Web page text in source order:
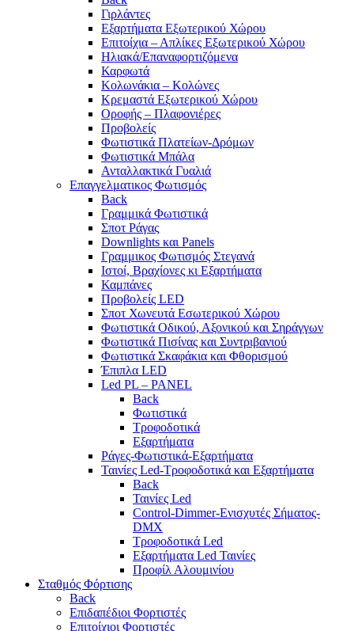
Γιρλάντες
Εξαρτήματα Εξωτερικού Χώρου
Επιτοίχια – Απλίκες Εξωτερικού Χώρου
Ηλιακά/Επαναφορτιζόμενα
Καρφωτά
Κολωνάκια – Κολώνες
Κρεμαστά Εξωτερικού Χώρου
Οροφής – Πλαφονιέρες
Προβολείς
Φωτιστικά Πλατείων-Δρόμων
Φωτιστικά Μπάλα
Ανταλλακτικά Γυαλιά
Επαγγελματικος Φωτισμός
Back
Γραμμικά Φωτιστικά
Σποτ Ράγας
Downlights και Panels
Γραμμικος Φωτισμός Στεγανά
Ιστοί, Βραχίονες κι Εξαρτήματα
Καμπάνες
Προβολείς LED
Σποτ Χωνευτά Εσωτερικού Χώρου
Φωτιστικά Οδικού, Αξονικού και Σηράγγων
Φωτιστικά Πισίνας και Συντριβανιού
Φωτιστικά Σκαφάκια και Φθορισμού
Έπιπλα LED
Led PL – PANEL
Back
Φωτιστικά
Τροφοδοτικά
Εξαρτήματα
Ράγες-Φωτιστικά-Εξαρτήματα
Ταινίες Led-Τροφοδοτικά και Εξαρτήματα
Back
Ταινίες Led
Control-Dimmer-Ενισχυτές Σήματος-
DMX
Τροφοδοτικά Led
Εξαρτήματα Led Ταινίες
Προφίλ Αλουμινίου
Σταθμός Φόρτισης
Back
Επιδαπέδιοι Φορτιστές
Επιτoίχιοι Φορτιστές